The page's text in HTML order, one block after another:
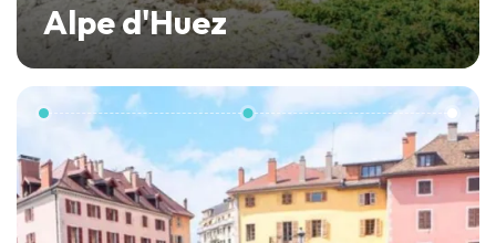
Alpe d'Huez